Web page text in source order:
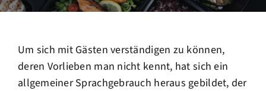
Um sich mit Gästen verständigen zu können,
deren Vorlieben man nicht kennt, hat sich ein
allgemeiner Sprachgebrauch heraus gebildet, der